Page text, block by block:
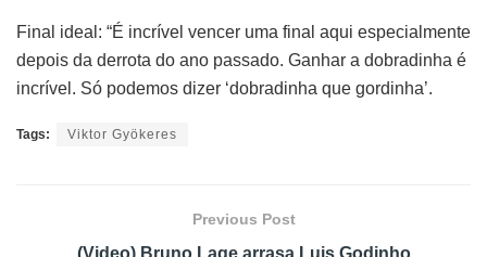
Final ideal: “É incrível vencer uma final aqui especialmente
depois da derrota do ano passado. Ganhar a dobradinha é
incrível. Só podemos dizer ‘dobradinha que gordinha’.
Tags: Viktor Gyökeres
Previous Post
(Video) Bruno Lage arrasa Luis Godinho